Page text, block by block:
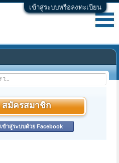
เข้าสู่ระบบหรือลงทะเบียน
สมัครสมาชิก
เข้าสู่ระบบด้วย Facebook